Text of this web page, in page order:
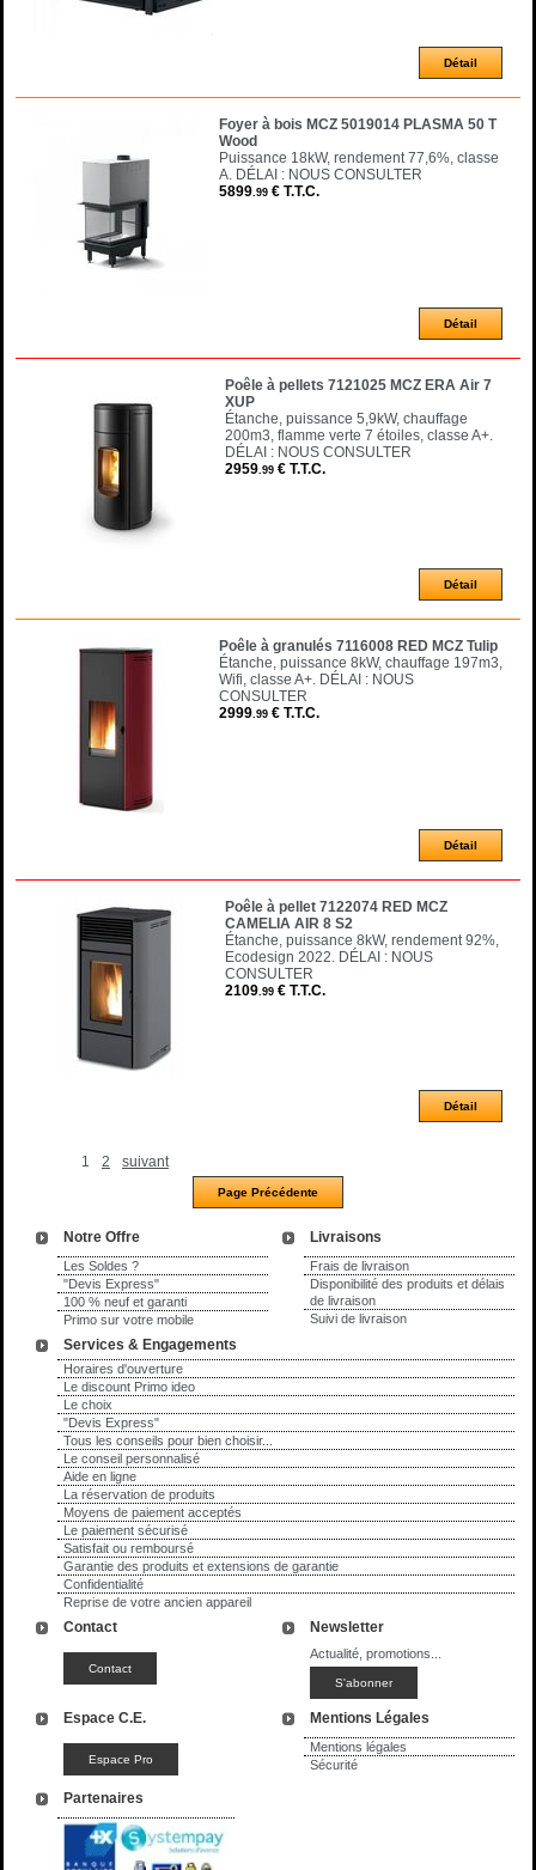
Notre Offre
Les Soldes ?
"Devis Express"
100 % neuf et garanti
Primo sur votre mobile
Livraisons
Frais de livraison
Disponibilité des produits et délais
de livraison
Suivi de livraison
Services & Engagements
Horaires d'ouverture
Le discount Primo ideo
Le choix
"Devis Express"
Tous les conseils pour bien choisir...
Le conseil personnalisé
Aide en ligne
La réservation de produits
Moyens de paiement acceptés
Le paiement sécurisé
Satisfait ou remboursé
Garantie des produits et extensions de garantie
Confidentialité
Reprise de votre ancien appareil
Contact Newsletter
Actualité, promotions...
Espace C.E. Mentions Légales
Mentions légales
Sécurité
Partenaires
Foyer à bois MCZ 5019014 PLASMA 50 T
Wood
Puissance 18kW, rendement 77,6%, classe
A. DÉLAI : NOUS CONSULTER
5899 .99 € T.T.C.
Poêle à pellets 7121025 MCZ ERA Air 7
XUP
Étanche, puissance 5,9kW, chauffage
200m3, flamme verte 7 étoiles, classe A+.
DÉLAI : NOUS CONSULTER
2959 .99 € T.T.C.
Poêle à granulés 7116008 RED MCZ Tulip
Étanche, puissance 8kW, chauffage 197m3,
Wifi, classe A+. DÉLAI : NOUS
CONSULTER
2999 .99 € T.T.C.
Poêle à pellet 7122074 RED MCZ
CAMELIA AIR 8 S2
Étanche, puissance 8kW, rendement 92%,
Ecodesign 2022. DÉLAI : NOUS
CONSULTER
2109 .99 € T.T.C.
1 2 suivant